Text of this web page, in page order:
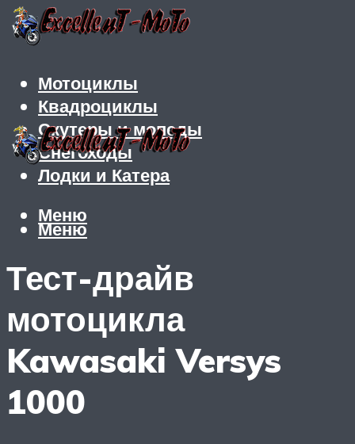
Мотоциклы
Квадроциклы
Скутеры и мопеды
Снегоходы
Лодки и Катера
Меню
Меню
Тест-драйв
мотоцикла
Kawasaki Versys
1000